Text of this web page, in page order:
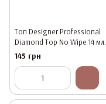
Топ Designer Professional
Diamond Top No Wipe 14 мл.
145 грн